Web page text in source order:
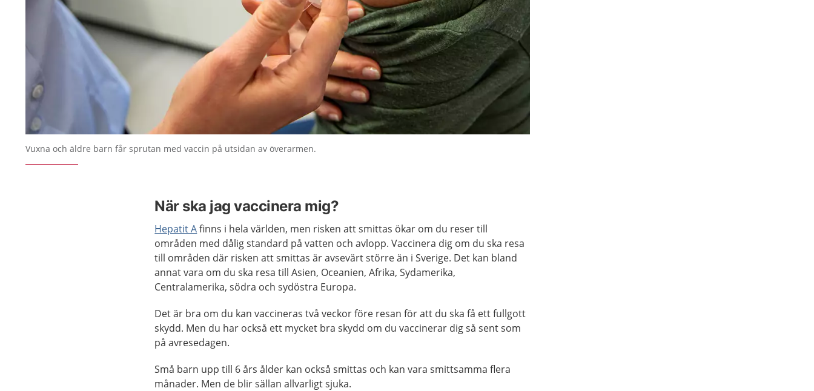
Vuxna och äldre barn får sprutan med vaccin på utsidan av överarmen.
När ska jag vaccinera mig?
Hepatit Afinns i hela världen, men risken att smittas ökar om du reser till
områden med dålig standard på vatten och avlopp. Vaccinera dig om du ska resa
till områden där risken att smittas är avsevärt större än i Sverige. Det kan bland
annat vara om du ska resa till Asien, Oceanien, Afrika, Sydamerika,
Centralamerika, södra och sydöstra Europa.
Det är bra om du kan vaccineras två veckor före resan för att du ska få ett fullgott
skydd. Men du har också ett mycket bra skydd om du vaccinerar dig så sent som
på avresedagen.
Små barn upp till 6 års ålder kan också smittas och kan vara smittsamma flera
månader. Men de blir sällan allvarligt sjuka.